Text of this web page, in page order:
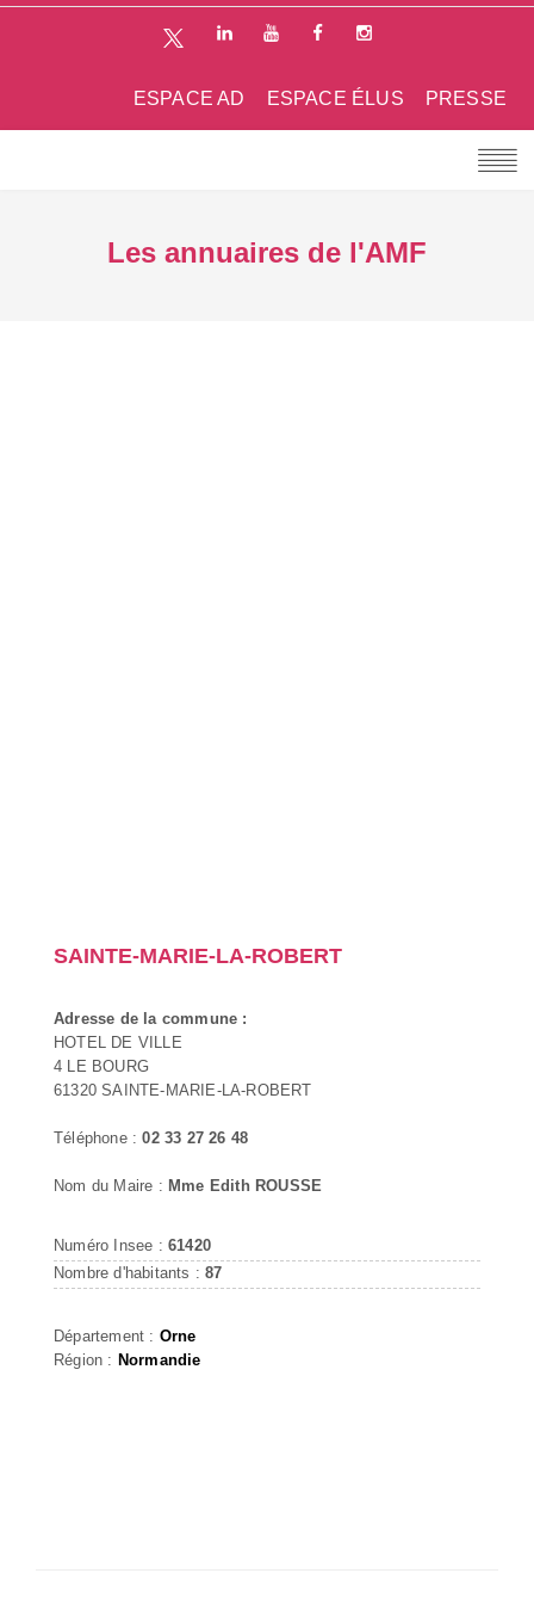
PRESSE
ESPACE ÉLUS
ESPACE AD
Les annuaires de l'AMF
SAINTE-MARIE-LA-ROBERT
Adresse de la commune :
HOTEL DE VILLE
4 LE BOURG
61320 SAINTE-MARIE-LA-ROBERT
Téléphone :02 33 27 26 48
Nom du Maire : Mme Edith ROUSSE
Numéro Insee : 61420
Nombre d'habitants :87
Département : Orne
Région : Normandie